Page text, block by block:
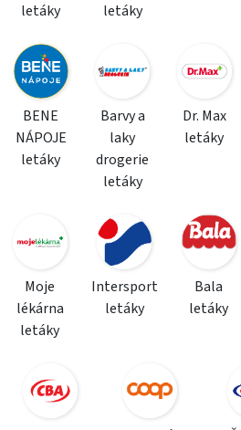
letáky
letáky
BENE
NÁPOJE
letáky
Barvy a
laky
drogerie
letáky
Dr. Max
letáky
Moje
lékárna
letáky
Intersport
letáky
Bala
letáky